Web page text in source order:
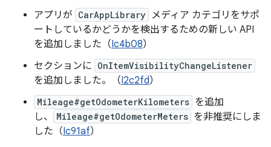
アプリが CarAppLibrary メディア カテゴリをサポ
ートしているかどうかを検出するための新しい API
を追加しました（Ic4b08）
セクションに OnItemVisibilityChangeListener
を追加しました。（I2c2fd）
Mileage#getOdometerKilometers を追加
し、
Mileage#getOdometerMeters を非推奨にしま
した（Ic91af）